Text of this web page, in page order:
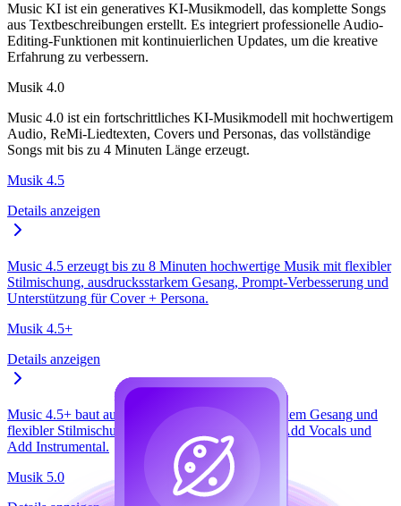
Music KI ist ein generatives KI-Musikmodell, das komplette Songs
aus Textbeschreibungen erstellt. Es integriert professionelle Audio-
Editing-Funktionen mit kontinuierlichen Updates, um die kreative
Erfahrung zu verbessern.
Musik 4.0
Music 4.0 ist ein fortschrittliches KI-Musikmodell mit hochwertigem
Audio, ReMi-Liedtexten, Covers und Personas, das vollständige
Songs mit bis zu 4 Minuten Länge erzeugt.
Musik 4.5
Details anzeigen
Music 4.5 erzeugt bis zu 8 Minuten hochwertige Musik mit flexibler
Stilmischung, ausdrucksstarkem Gesang, Prompt-Verbesserung und
Unterstützung für Cover + Persona.
Musik 4.5+
Details anzeigen
Music 4.5+ baut auf Music 4.5 mit ausdrucksstarkem Gesang und
flexibler Stilmischung auf und ergänzt die Tools Add Vocals und
Add Instrumental.
Musik 5.0